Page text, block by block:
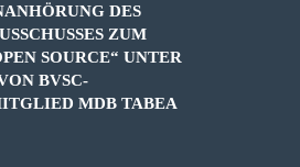
DES
ZUM
SOURCE“ UNTER
BVSC-
MDB TABEA